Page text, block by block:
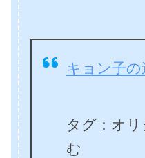
キョン子
タグ：オリ
む